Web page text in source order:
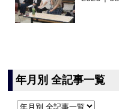
年月別 全記事一覧